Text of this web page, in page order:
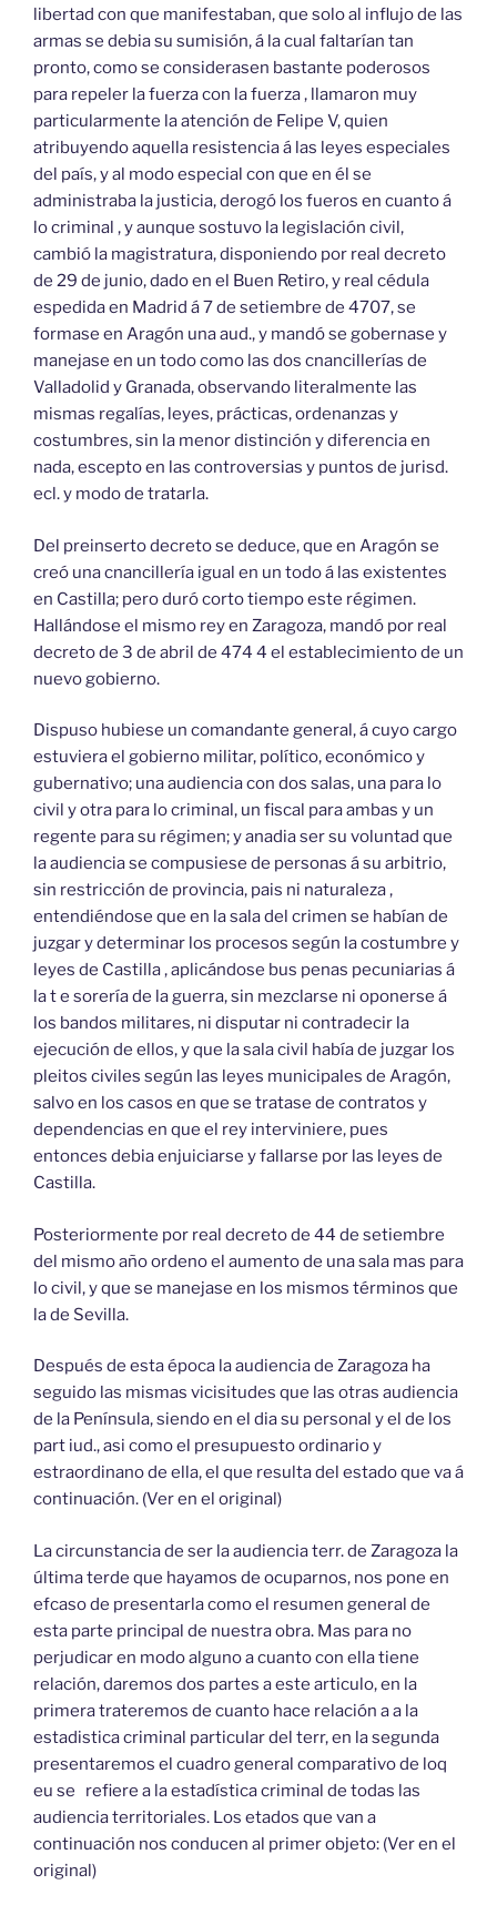
libertad con que manifestaban, que solo al influjo de las
armas se debia su sumisión, á la cual faltarían tan
pronto, como se considerasen bastante poderosos
para repeler la fuerza con la fuerza , llamaron muy
particularmente la atención de Felipe V, quien
atribuyendo aquella resistencia á las leyes especiales
del país, y al modo especial con que en él se
administraba la justicia, derogó los fueros en cuanto á
lo criminal , y aunque sostuvo la legislación civil,
cambió la magistratura, disponiendo por real decreto
de 29 de junio, dado en el Buen Retiro, y real cédula
espedida en Madrid á 7 de setiembre de 4707, se
formase en Aragón una aud., y mandó se gobernase y
manejase en un todo como las dos cnancillerías de
Valladolid y Granada, observando literalmente las
mismas regalías, leyes, prácticas, ordenanzas y
costumbres, sin la menor distinción y diferencia en
nada, escepto en las controversias y puntos de jurisd.
ecl. y modo de tratarla.
Del preinserto decreto se deduce, que en Aragón se
creó una cnancillería igual en un todo á las existentes
en Castilla; pero duró corto tiempo este régimen.
Hallándose el mismo rey en Zaragoza, mandó por real
decreto de 3 de abril de 474 4 el establecimiento de un
nuevo gobierno.
Dispuso hubiese un comandante general, á cuyo cargo
estuviera el gobierno militar, político, económico y
gubernativo; una audiencia con dos salas, una para lo
civil y otra para lo criminal, un fiscal para ambas y un
regente para su régimen; y anadia ser su voluntad que
la audiencia se compusiese de personas á su arbitrio,
sin restricción de provincia, pais ni naturaleza ,
entendiéndose que en la sala del crimen se habían de
juzgar y determinar los procesos según la costumbre y
leyes de Castilla , aplicándose bus penas pecuniarias á
la t e sorería de la guerra, sin mezclarse ni oponerse á
los bandos militares, ni disputar ni contradecir la
ejecución de ellos, y que la sala civil había de juzgar los
pleitos civiles según las leyes municipales de Aragón,
salvo en los casos en que se tratase de contratos y
dependencias en que el rey interviniere, pues
entonces debia enjuiciarse y fallarse por las leyes de
Castilla.
Posteriormente por real decreto de 44 de setiembre
del mismo año ordeno el aumento de una sala mas para
lo civil, y que se manejase en los mismos términos que
la de Sevilla.
Después de esta época la audiencia de Zaragoza ha
seguido las mismas vicisitudes que las otras audiencia
de la Península, siendo en el dia su personal y el de los
part iud., asi como el presupuesto ordinario y
estraordinano de ella, el que resulta del estado que va á
continuación. (Ver en el original)
La circunstancia de ser la audiencia terr. de Zaragoza la
última terde que hayamos de ocuparnos, nos pone en
efcaso de presentarla como el resumen general de
esta parte principal de nuestra obra. Mas para no
perjudicar en modo alguno a cuanto con ella tiene
relación, daremos dos partes a este articulo, en la
primera trateremos de cuanto hace relación a a la
estadistica criminal particular del terr, en la segunda
presentaremos el cuadro general comparativo de loq
eu se refiere a la estadística criminal de todas las
audiencia territoriales. Los etados que van a
continuación nos conducen al primer objeto: (Ver en el
original)